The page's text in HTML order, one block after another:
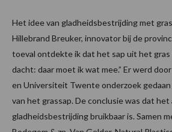
Het idee van gladheidsbestrijding met
Hillebrand Breuker, innovator bij de
toeval ontdekte ik dat het sap uit het gras
dacht: daar moet ik wat mee.” Er werd
en Universiteit Twente onderzoek gedaan
van het grassap. De conclusie was dat het
gladheidsbestrijding bruikbaar is. Samen